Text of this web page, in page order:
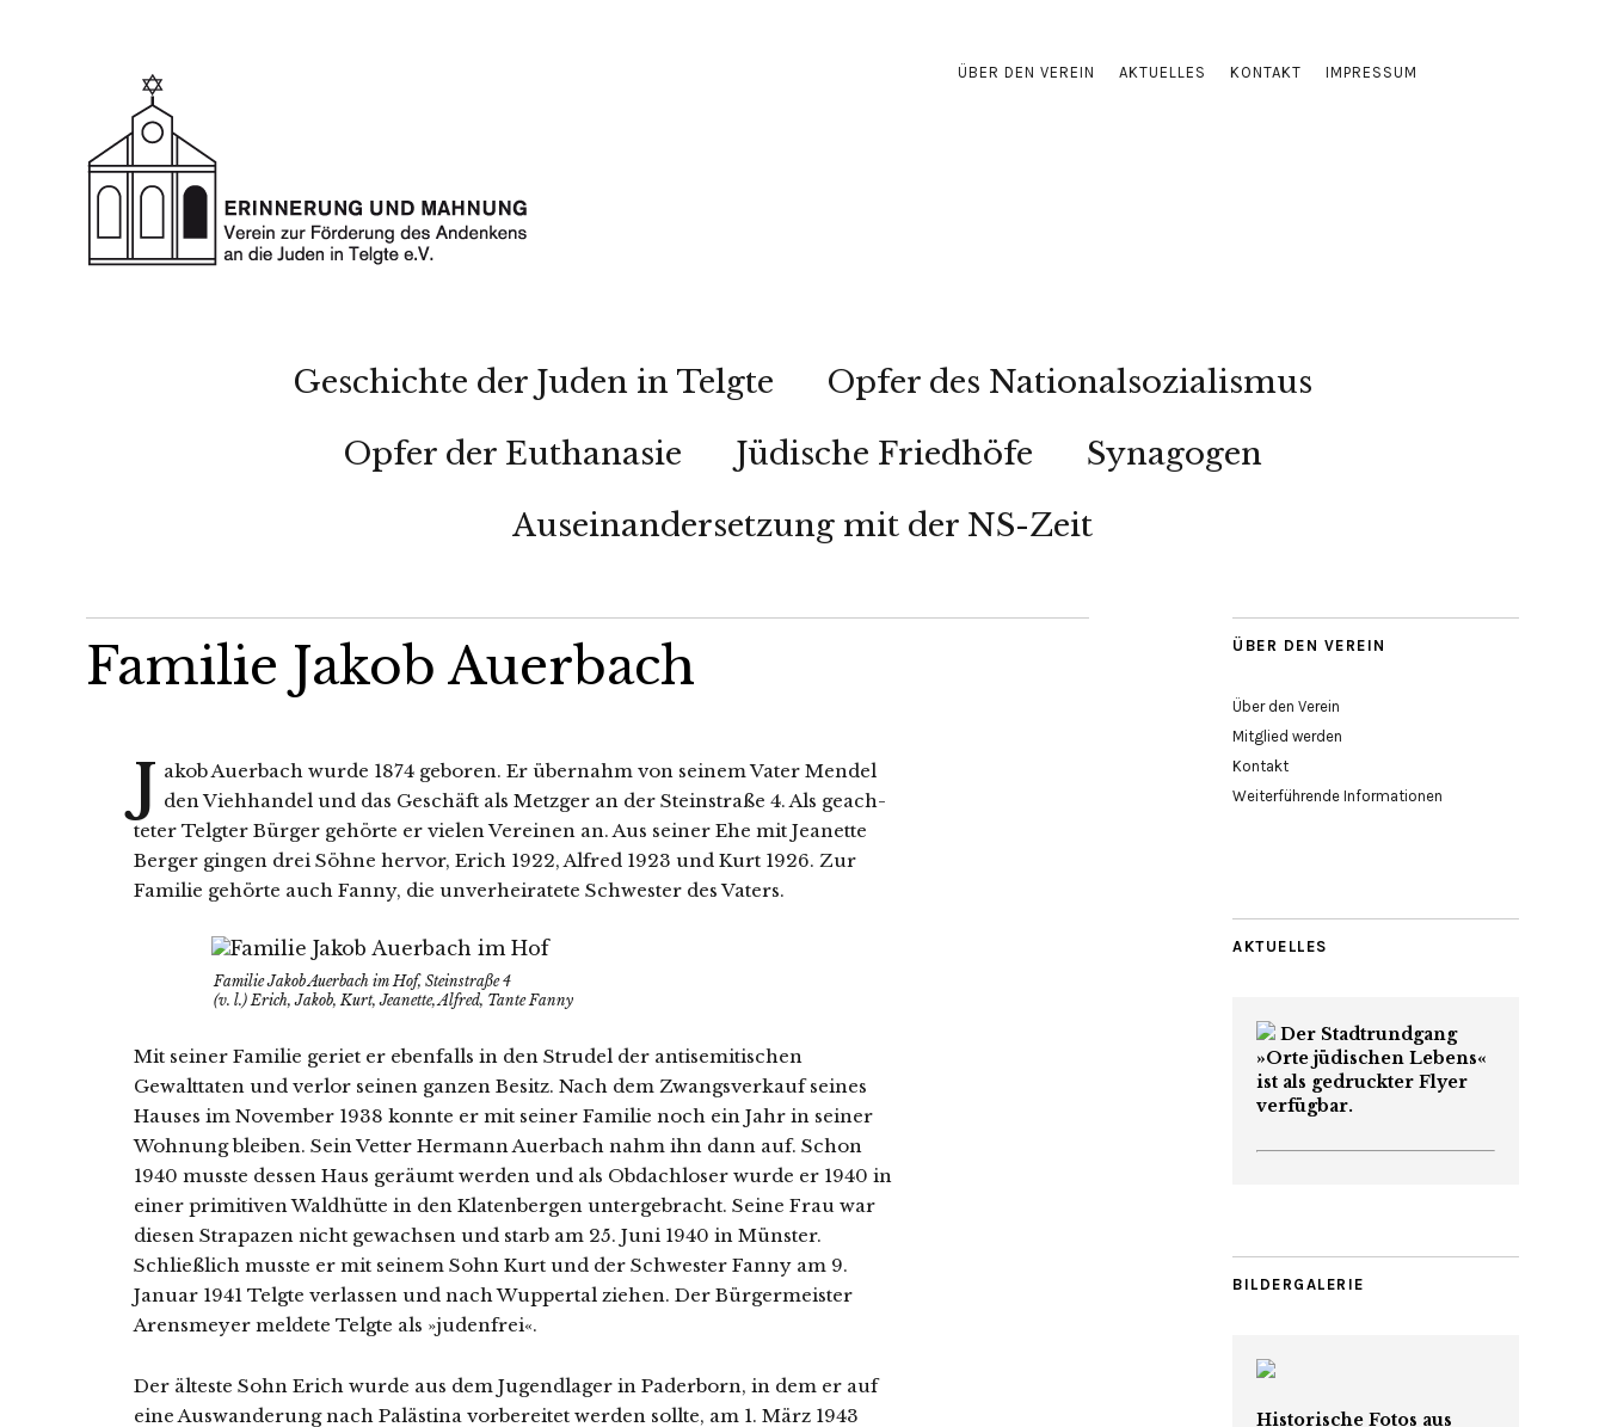
ÜBER DEN VEREIN AKTUELLES KONTAKT IMPRESSUM
Geschichte der Juden in Telgte
Opfer des Nationalsozialismus
Opfer der Euthanasie
Jüdische Friedhöfe
Synagogen
Auseinandersetzung mit der NS-Zeit
Familie Jakob Auerbach
J akob Auerbach wur­de 1874 gebo­ren. Er über­nahm von sei­nem Vater Mendel
den Viehhandel und das Geschäft als Metzger an der Steinstraße 4. Als geach­
te­ter Telgter Bürger gehör­te er vie­len Vereinen an. Aus sei­ner Ehe mit Jeanette
Berger gin­gen drei Söhne her­vor, Erich 1922, Alfred 1923 und Kurt 1926. Zur
Familie gehör­te auch Fanny, die unver­hei­ra­te­te Schwester des Vaters.
Familie Jakob Auerbach im Hof, Steinstraße 4
(v. l.) Erich, Jakob, Kurt, Jeanette, Alfred, Tante Fanny
Mit sei­ner Familie geriet er eben­falls in den Strudel der anti­se­mi­ti­schen
Gewalttaten und ver­lor sei­nen gan­zen Besitz. Nach dem Zwangsverkauf sei­nes
Hauses im November 1938 konn­te er mit sei­ner Familie noch ein Jahr in sei­ner
Wohnung blei­ben. Sein Vetter Hermann Auerbach nahm ihn dann auf. Schon
1940 muss­te des­sen Haus geräumt wer­den und als Obdachloser wur­de er 1940 in
einer pri­mi­ti­ven Waldhütte in den Klatenbergen unter­ge­bracht. Seine Frau war
die­sen Strapazen nicht gewach­sen und starb am 25. Juni 1940 in Münster.
Schließlich muss­te er mit sei­nem Sohn Kurt und der Schwester Fanny am 9.
Januar 1941 Telgte ver­las­sen und nach Wuppertal zie­hen. Der Bürgermeister
Arensmeyer mel­de­te Telgte als »juden­frei«.
Der ältes­te Sohn Erich wur­de aus dem Jugendlager in Paderborn, in dem er auf
eine Auswanderung nach Palästina vor­be­rei­tet wer­den soll­te, am 1. März 1943
ÜBER DEN VEREIN
Über den Verein
Mitglied werden
Kontakt
Weiterführende Informationen
AKTUELLES
Der Stadtrundgang
»Orte jüdischen Lebens«
ist als gedruckter Flyer
verfügbar.
BILDERGALERIE
Historische Fotos aus